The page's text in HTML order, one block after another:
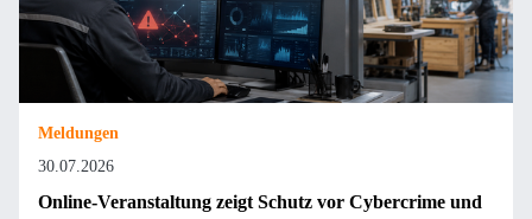
Meldungen
30.07.2026
Online-Veranstaltung zeigt Schutz vor Cybercrime und